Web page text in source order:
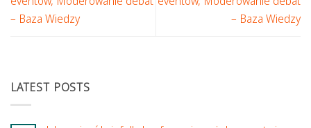
– Baza Wiedzy
– Baza Wiedzy
LATEST POSTS